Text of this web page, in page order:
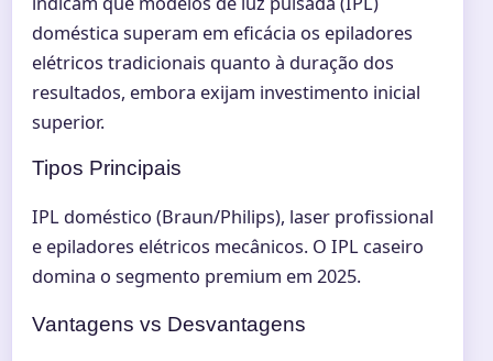
doméstica superam em eficácia os epiladores
elétricos tradicionais quanto à duração dos
resultados, embora exijam investimento inicial
superior.
Tipos Principais
IPL doméstico (Braun/Philips), laser profissional
e epiladores elétricos mecânicos. O IPL caseiro
domina o segmento premium em 2025.
Vantagens vs Desvantagens